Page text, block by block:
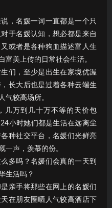
，名媛一词一直都是一个只
于名媛认知，想必都是来自
或者是各种狗血描述富人生
富美上传的日常社会生活。
们，至少是出生在家境优渥
长大后也是过着各种云端生
气较高场所。
几万到几十万不等的天价包
小时她们都是生活在远离尘
种社交平台，名媛们光鲜亮
一声，羡慕的份。
多吗？名媛们会真的一天到
生活吗？
亲手将那些在网上的名媛们
在朋友圈晒人气较高酒店下